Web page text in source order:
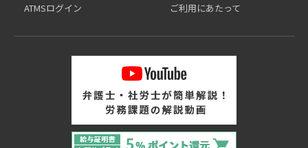
ATMSログイン ご利用にあたって